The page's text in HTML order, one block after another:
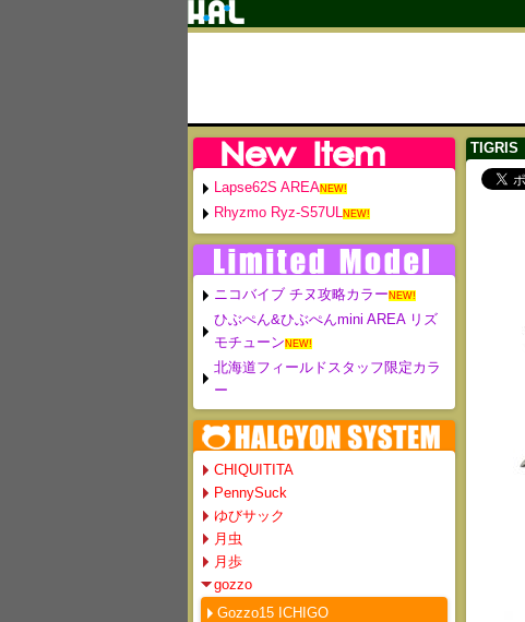
TIGRIS
Lapse62S AREANEW!
Rhyzmo Ryz-S57ULNEW!
ニコバイブ チヌ攻略カラー NEW!
ひぶぺん&ひぶぺんmini AREA リズ
モチューン NEW!
北海道フィールドスタッフ限定カラ
ー
CHIQUITITA
PennySuck
ゆびサック
月虫
月歩
gozzo
Gozzo15 ICHIGO